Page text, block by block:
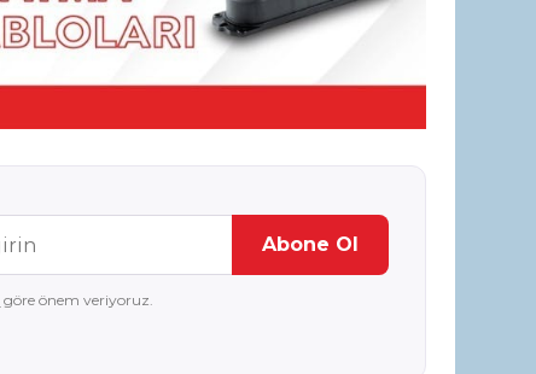
Abone Ol
göre önem veriyoruz.